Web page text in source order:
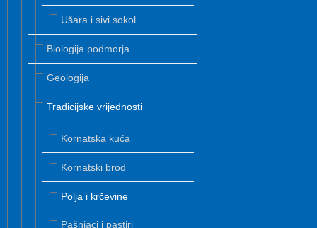
Ušara i sivi sokol
Biologija podmorja
Geologija
Tradicijske vrijednosti
Kornatska kuća
Kornatski brod
Polja i krčevine
Pašnjaci i pastiri